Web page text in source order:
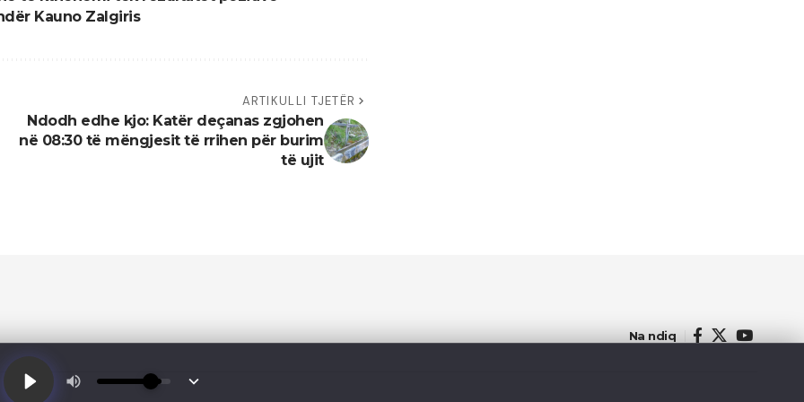
Kauno Zalgiris
ARTIKULLI TJETËR
Ndodh edhe kjo: Katër deçanas zgjohen
në 08:30 të mëngjesit të rrihen për burim
të ujit
Na ndiq